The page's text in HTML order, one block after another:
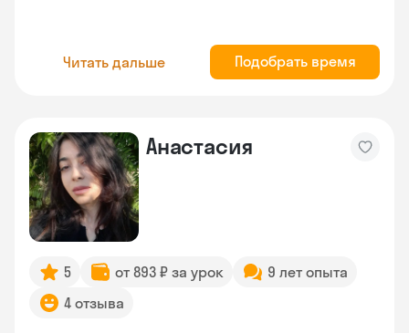
Читать дальше Подобрать время
Анастасия
5 от 893 ₽ за урок
9 лет опыта
4 отзыва